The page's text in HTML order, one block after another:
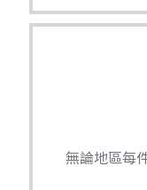
無論地區每